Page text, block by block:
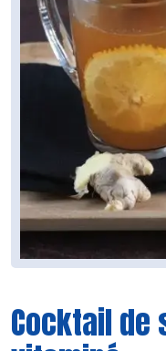
Cocktail de